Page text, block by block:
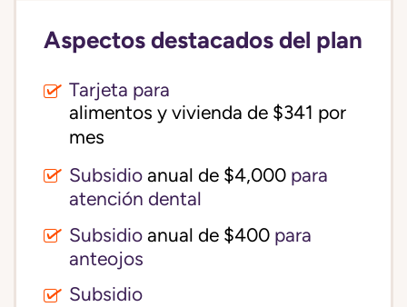
Aspectos destacados del plan
Tarjeta para
alimentos y vivienda de $341 por
mes
Subsidio anual de $4,000 para
atención dental
Subsidio anual de $400 para
anteojos
Subsidio